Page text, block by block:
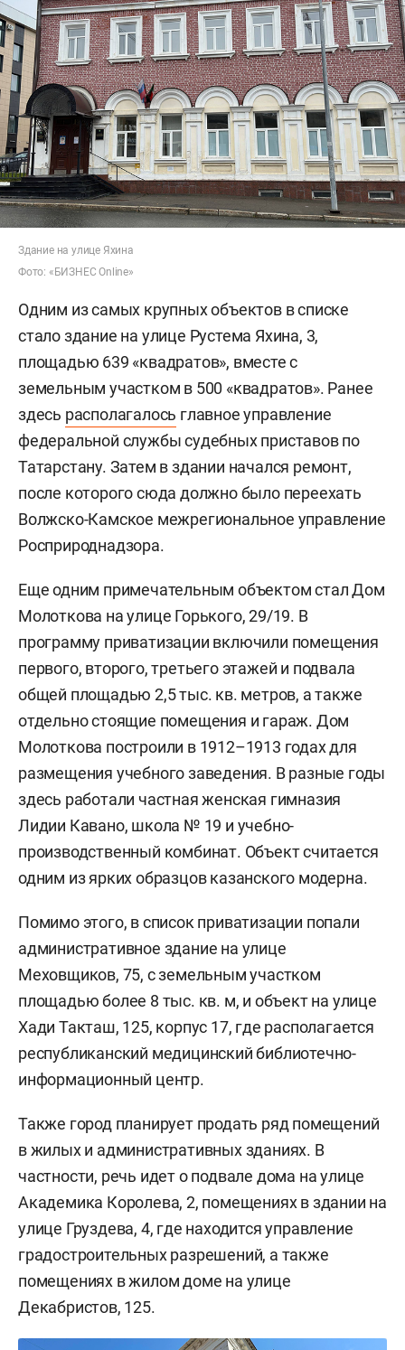
Здание на улице Яхина
Фото: «БИЗНЕС Online»
Одним из самых крупных объектов в списке
стало здание на улице Рустема Яхина, 3,
площадью 639 «квадратов», вместе с
земельным участком в 500 «квадратов». Ранее
здесь располагалось главное управление
федеральной службы судебных приставов по
Татарстану. Затем в здании начался ремонт,
после которого сюда должно было переехать
Волжско-Камское межрегиональное управление
Росприроднадзора.
Еще одним примечательным объектом стал Дом
Молоткова на улице Горького, 29/19. В
программу приватизации включили помещения
первого, второго, третьего этажей и подвала
общей площадью 2,5 тыс. кв. метров, а также
отдельно стоящие помещения и гараж. Дом
Молоткова построили в 1912–1913 годах для
размещения учебного заведения. В разные годы
здесь работали частная женская гимназия
Лидии Кавано, школа № 19 и учебно-
производственный комбинат. Объект считается
одним из ярких образцов казанского модерна.
Помимо этого, в список приватизации попали
административное здание на улице
Меховщиков, 75, с земельным участком
площадью более 8 тыс. кв. м, и объект на улице
Хади Такташ, 125, корпус 17, где располагается
республиканский медицинский библиотечно-
информационный центр.
Также город планирует продать ряд помещений
в жилых и административных зданиях. В
частности, речь идет о подвале дома на улице
Академика Королева, 2, помещениях в здании на
улице Груздева, 4, где находится управление
градостроительных разрешений, а также
помещениях в жилом доме на улице
Декабристов, 125.